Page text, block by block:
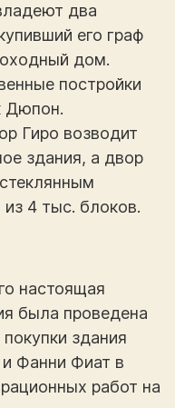
два
его граф
дом.
постройки
Дюпон.
Гиро возводит
здания, а двор
4 тыс. блоков.
настоящая
была проведена
здания
Фанни Фиат в
работ на